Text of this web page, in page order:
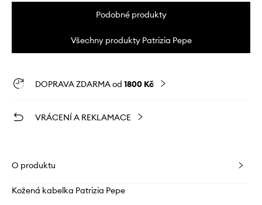
Podobné produkty
Všechny produkty Patrizia Pepe
DOPRAVA ZDARMA od 1800 Kč
VRÁCENÍ A REKLAMACE
O produktu
Kožená kabelka Patrizia Pepe